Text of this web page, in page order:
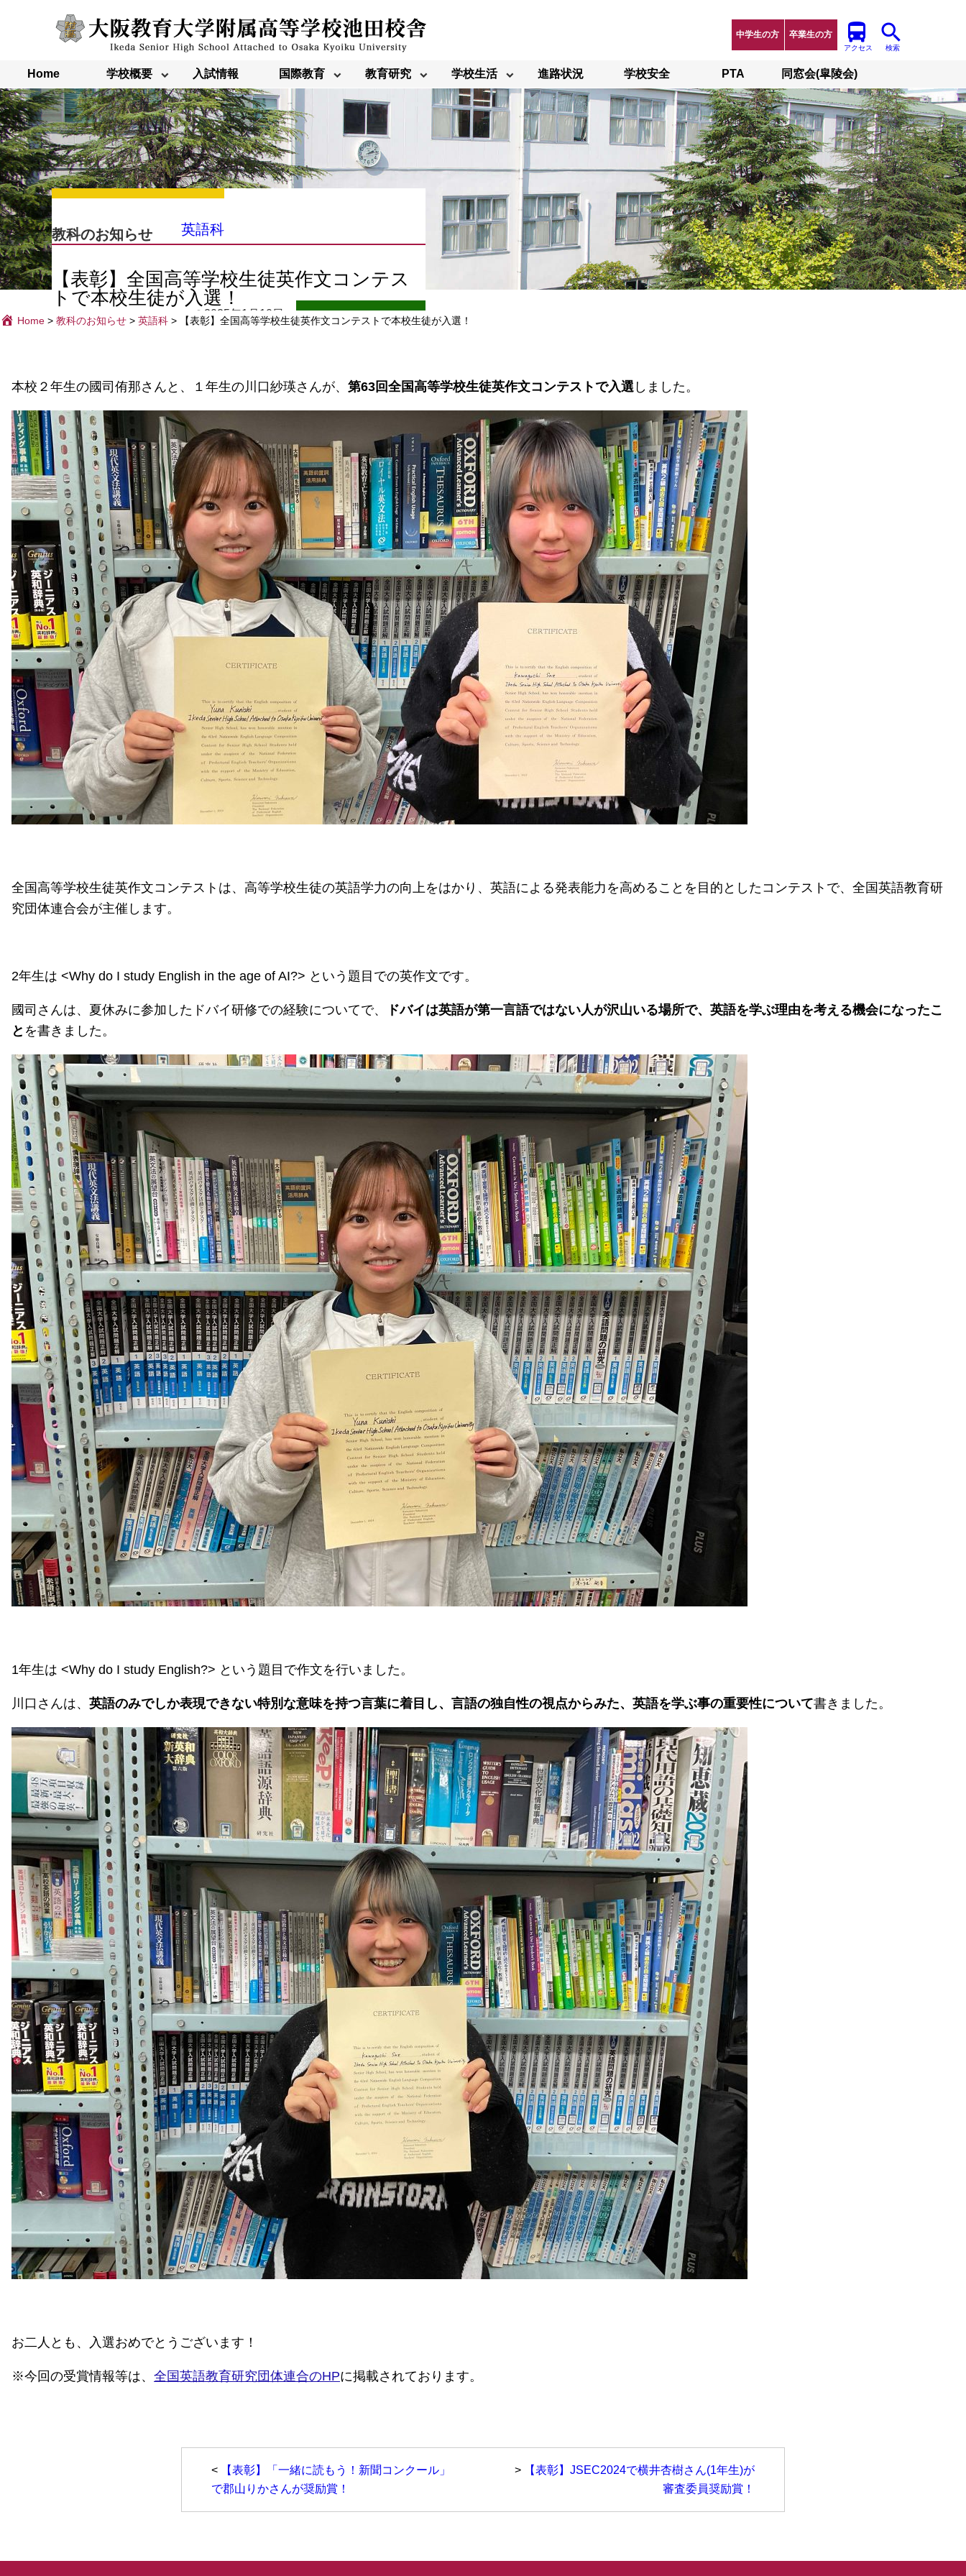
中学生の方 卒業生の方
アクセス 検索
Home 学校概要 入試情報 国際教育 教育研究 学校生活 進路状況 学校安全 PTA 同窓会(皐陵会)
教科のお知らせ 英語科
【表彰】全国高等学校生徒英作文コンテス
トで本校生徒が入選！
2025年1月10日
Home > 教科のお知らせ > 英語科 > 【表彰】全国高等学校生徒英作文コンテストで本校生徒が入選！
本校２年生の國司侑那さんと、１年生の川口紗瑛さんが、 第63回全国高等学校生徒英作文コンテストで入選 しました。
全国高等学校生徒英作文コンテストは、高等学校生徒の英語学力の向上をはかり、英語による発表能力を高めることを目的としたコンテストで、全国英語教育研
究団体連合会が主催します。
2年生は <Why do I study English in the age of AI?> という題目での英作文です。
國司さんは、夏休みに参加したドバイ研修での経験についてで、
ドバイは英語が第一言語ではない人が沢山いる場所で、英語を学ぶ理由を考える機会になったこ
と を書きました。
1年生は <Why do I study English?> という題目で作文を行いました。
川口さんは、 英語のみでしか表現できない特別な意味を持つ言葉に着目し、言語の独自性の視点からみた、英語を学ぶ事の重要性について書きました。
お二人とも、入選おめでとうございます！
※今回の受賞情報等は、 全国英語教育研究団体連合のHPに掲載されております。
<
【表彰】「一緒に読もう！新聞コンクール」
で郡山りかさんが奨励賞！
>
【表彰】JSEC2024で横井杏樹さん(1年生)が
審査委員奨励賞！